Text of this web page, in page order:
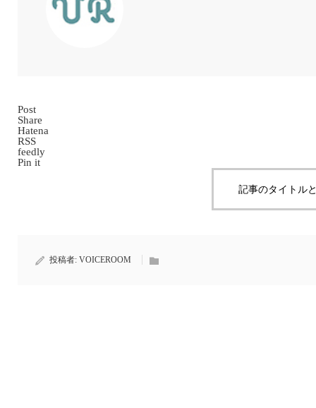
Post
Share
Hatena
RSS
feedly
Pin it
記事のタイトル
投稿者: VOICEROOM